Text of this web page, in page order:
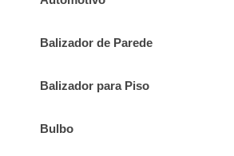
Balizador de Parede
Balizador para Piso
Bulbo